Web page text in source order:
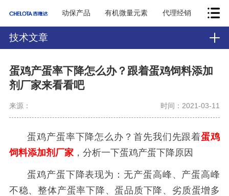
动保产品 有机微量元素 代理经销
技术文章
蛋鸡产蛋率下降怎么办？跟着蛋鸡饲料添加
剂厂家来看看吧
来源： 时间：2021-03-11
蛋鸡产蛋率下降怎么办？首先我们先跟着蛋鸡
饲料添加剂厂家，分析一下蛋鸡产蛋下降原因
蛋鸡产蛋下降表现为：无产蛋高峰、产蛋高峰
不稳、整体产蛋率下降、蛋品质下降、劣质蛋增多